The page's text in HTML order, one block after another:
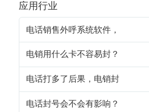
应用行业
电话销售外呼系统软件，
电销用什么卡不容易封？
电话打多了后果，电销封
电话封号会不会有影响？